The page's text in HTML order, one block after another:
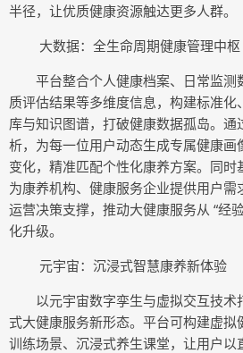
半径，让优质健康资源触达更多人群。
大数据：全生命周期健康管理中枢
平台整合个人健康档案、日常监
质评估结果等多维度信息，构建标准
库与知识图谱，打破健康数据孤岛。通
析，为每一位用户动态生成专属健康
变化，精准匹配个性化康养方案。同时
为康养机构、健康服务企业提供用户需
运营决策支撑，推动大健康服务从 “经
化升级。
元宇宙：沉浸式智慧康养新体验
以元宇宙数字孪生与虚拟交互技
式大健康服务新形态。平台可构建虚拟
训练场景、沉浸式养生课堂，让用户